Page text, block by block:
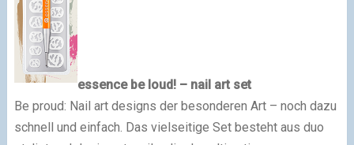
essence be loud! – nail art set
Be proud: Nail art designs der besonderen Art – noch dazu
schnell und einfach. Das vielseitige Set besteht aus duo